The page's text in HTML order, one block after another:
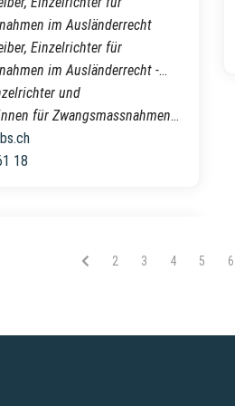
im Ausländerrecht
Einzelrichter für
im Ausländerrecht -
Gerichtsschreiberin
und
für Zwangsmassnahmen
18
Vous êtes sur la page
2 Vous êtes sur la
3 Vous êtes
4 Vous
5 6